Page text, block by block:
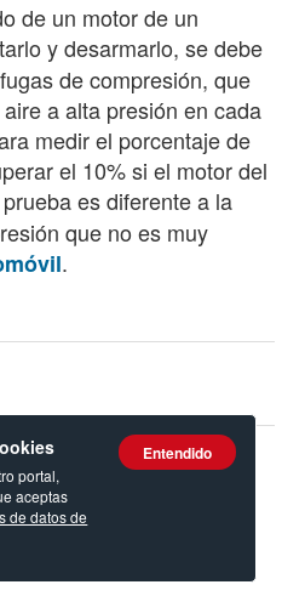
de un motor de un
y desarmarlo, se debe
de compresión, que
a alta presión en cada
medir el porcentaje de
el 10% si el motor del
es diferente a la
que no es muy
.
portal,
aceptas
de datos de
Entendido